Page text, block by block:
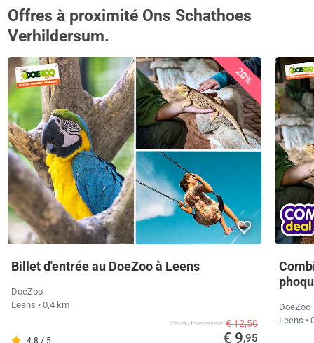
Offres à proximité Ons Schathoes
Verhildersum.
20%
Billet d'entrée au DoeZoo à Leens
DoeZoo
Leens • 0,4 km
4.8 / 5
Prix ​​du fournisseur € 12,50
€ 9,95
DoeZoo
Leens •